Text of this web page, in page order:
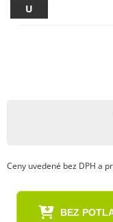
U
Ceny uvedené bez DPH a
BEZ